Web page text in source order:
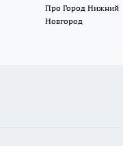
Про Город Нижний
Новгород